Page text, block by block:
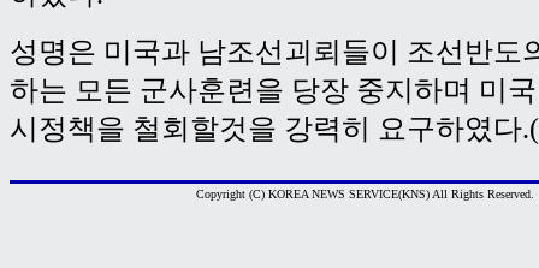
성명은 미국과 남조선괴뢰들이 조선반도
하는 모든 군사훈련을 당장 중지하며 미
시정책을 철회할것을 강력히 요구하였다
Copyright (C) KOREA NEWS SERVICE(KNS) All Rights Reserved.